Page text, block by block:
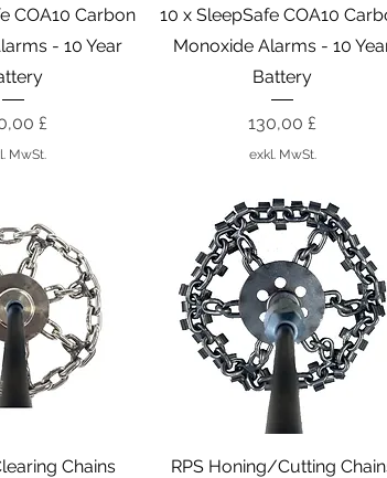
COA10 Carbon
- 10 Year
£
MwSt.
Schnellansicht
10 x SleepSafe COA10
Monoxide Alarms - 10
Battery
Preis
130,00 £
exkl. MwSt.
Chains
Schnellansicht
RPS Honing/Cutting